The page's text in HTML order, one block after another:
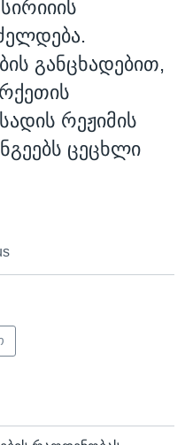
განცხადებით,
რეჟიმის
ცეცხლი